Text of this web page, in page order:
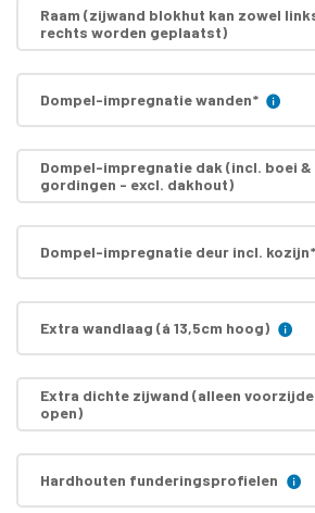
Raam (zijwand blokhut kan zowel
rechts worden geplaatst)
Dompel-impregnatie wanden*
Dompel-impregnatie dak (incl. boei &
gordingen - excl. dakhout)
Dompel-impregnatie deur incl. kozijn*
Extra wandlaag (á 13,5cm hoog)
Extra dichte zijwand (alleen
open)
Hardhouten funderingsprofielen